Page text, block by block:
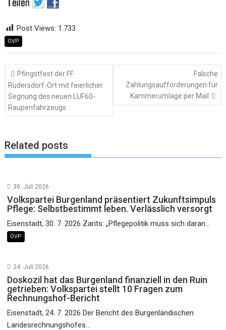
Post Views: 1.733
ÖVP
Beitragsnavigation
Pfingstfest der FF
Rudersdorf-Ort mit feierlicher
Segnung des neuen LUF60-
Raupenfahrzeugs
Falsche
Zahlungsaufforderungen für
Kammerumlage per Mail
Related posts
30. Juli 2026
Volkspartei Burgenland präsentiert Zukunftsimpuls
Pflege: Selbstbestimmt leben. Verlässlich versorgt
Eisenstadt, 30. 7. 2026 Zarits: „Pflegepolitik muss sich daran...
ÖVP
24. Juli 2026
Doskozil hat das Burgenland finanziell in den Ruin
getrieben: Volkspartei stellt 10 Fragen zum
Rechnungshof-Bericht
Eisenstadt, 24. 7. 2026 Der Bericht des Burgenländischen
Landesrechnungshofes...